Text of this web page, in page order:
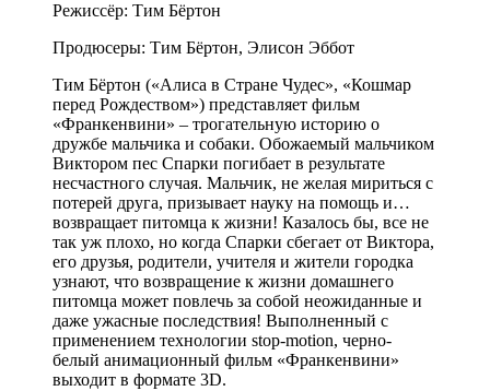
Режиссёр: Тим Бёртон
Продюсеры: Тим Бёртон, Элисон Эббот
Тим Бёртон («Алиса в Стране Чудес», «Кошмар
перед Рождеством») представляет фильм
«Франкенвини» – трогательную историю о
дружбе мальчика и собаки. Обожаемый мальчиком
Виктором пес Спарки погибает в результате
несчастного случая. Мальчик, не желая мириться с
потерей друга, призывает науку на помощь и…
возвращает питомца к жизни! Казалось бы, все не
так уж плохо, но когда Спарки сбегает от Виктора,
его друзья, родители, учителя и жители городка
узнают, что возвращение к жизни домашнего
питомца может повлечь за собой неожиданные и
даже ужасные последствия! Выполненный с
применением технологии stop-motion, черно-
белый анимационный фильм «Франкенвини»
выходит в формате 3D.